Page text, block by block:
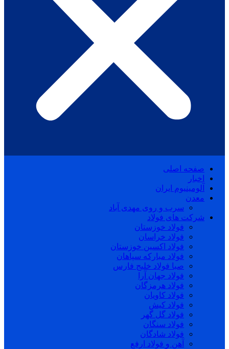
صفحه اصلی
اخبار
آلومینیوم ایران
معدن
سرب و روی مهدی آباد
شرکت های فولاد
فولاد خوزستان
فولاد خراسان
فولاد اکسین خوزستان
فولاد مبارکه سپاهان
صبا فولاد خلیج فارس
فولاد جهان آرا
فولاد هرمزگان
فولاد کاویان
فولاد کیش
فولاد گل گهر
فولاد سنگان
فولاد شادگان
آهن و فولاد ارفع